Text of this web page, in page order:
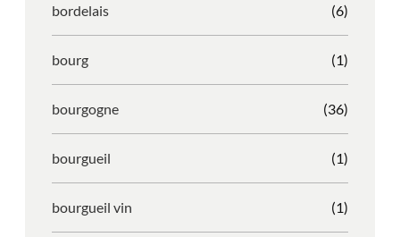
bordelais (6)
bourg (1)
bourgogne (36)
bourgueil (1)
bourgueil vin (1)